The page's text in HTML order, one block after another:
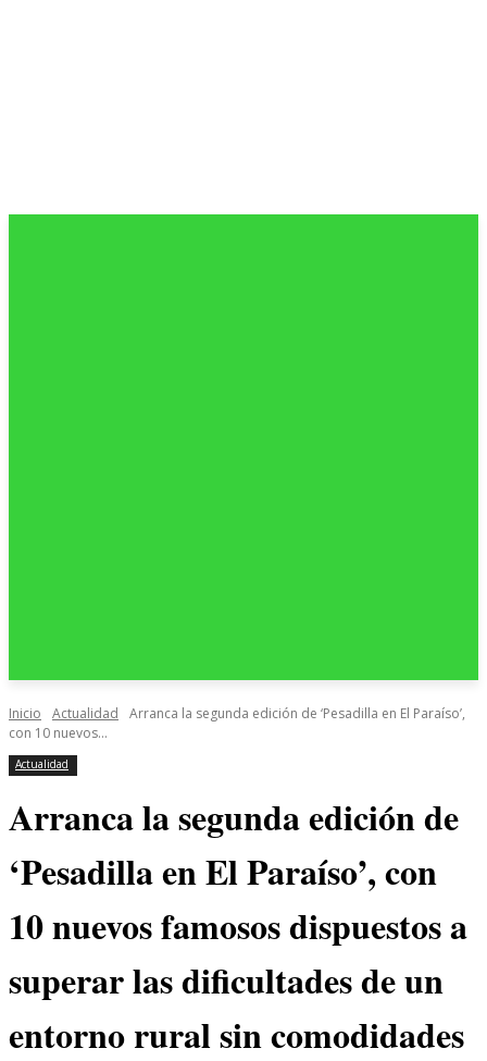
Inicio Actualidad
Arranca la segunda edición de ‘Pesadilla en El Paraíso’,
con 10 nuevos...
Actualidad
Arranca la segunda edición de
‘Pesadilla en El Paraíso’, con
10 nuevos famosos dispuestos a
superar las dificultades de un
entorno rural sin comodidades